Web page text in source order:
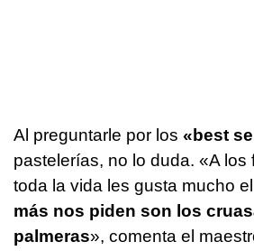
Al preguntarle por los «best
pastelerías, no lo duda. «A los
toda la vida les gusta mucho
más nos piden son los
palmeras», comenta el